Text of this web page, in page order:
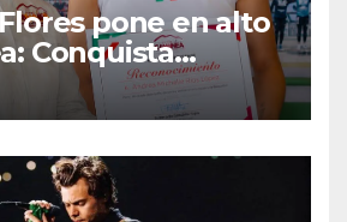
pone en alto
Conquista
plata con la
Mexicana Sub-20